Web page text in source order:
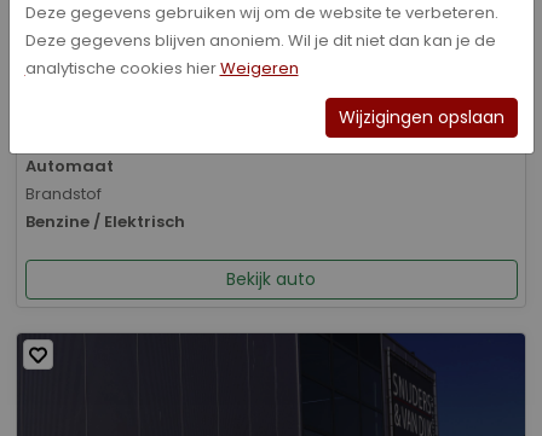
Bouwjaar
01-2026
Kilometerstand
Automaat
Brandstof
Benzine / Elektrisch
Bekijk auto
Deze gegevens gebruiken wij om de website te verbeteren.
Deze gegevens blijven anoniem. Wil je dit niet dan kan je de
analytische cookies hierWeigeren
Wijzigingen opslaan